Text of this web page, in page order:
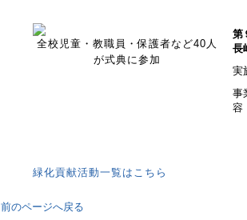
全校児童・教職員・保護者など40人
が式典に参加
第
長
実
事
容
緑化貢献活動一覧はこちら
前のページへ戻る